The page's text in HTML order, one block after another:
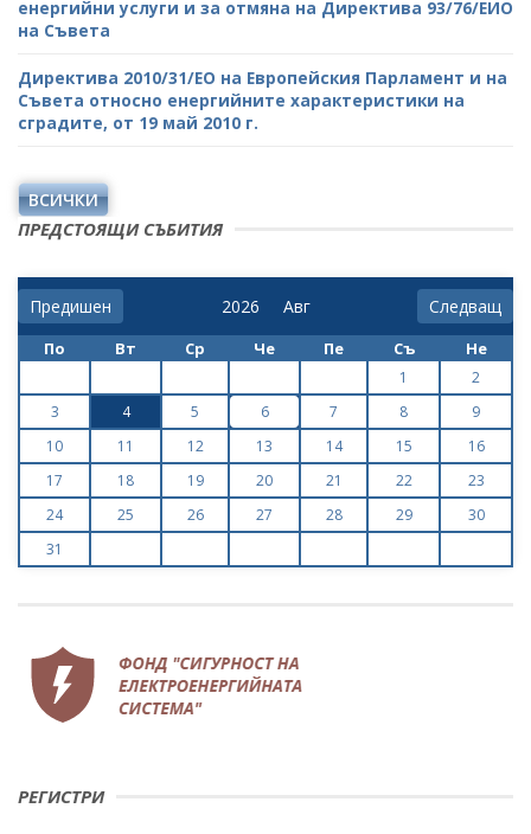
енергийни услуги и за отмяна на Директива 93/76/ЕИО
на Съвета
Директива 2010/31/ЕО на Европейския Парламент и на
Съвета относно енергийните характеристики на
сградите, от 19 май 2010 г.
ВСИЧКИ
ПРЕДСТОЯЩИ СЪБИТИЯ
Предишен Следващ
По Вт Ср Че Пе Съ Не
1
2
3
4 5 6 7 8
9
10
11 12 13 14 15
16
17
18 19 20 21 22
23
24
25 26 27 28 29
30
31
РЕГИСТРИ